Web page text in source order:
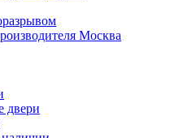
Москва
двери